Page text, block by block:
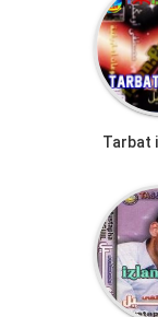
Tarbat